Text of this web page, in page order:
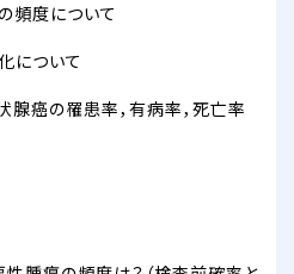
頻度について
について
癌の罹患率，有病率，死亡率